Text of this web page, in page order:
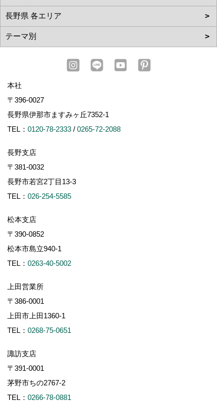
本社
〒396-0027
長野県伊那市ますみヶ丘7352-1
TEL： 0120-78-2333 / 0265-72-2088
長野支店
〒381-0032
長野市若宮2丁目13-3
TEL： 026-254-5585
松本支店
〒390-0852
松本市島立940-1
TEL： 0263-40-5002
上田営業所
〒386-0001
上田市上田1360-1
TEL： 0268-75-0651
諏訪支店
〒391-0001
茅野市ちの2767-2
TEL： 0266-78-0881